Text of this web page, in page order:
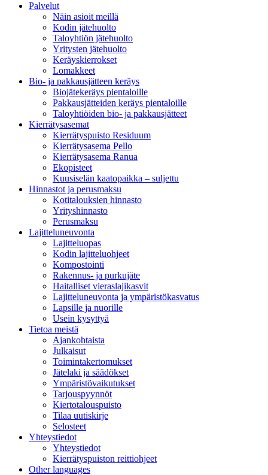
Palvelut
Näin asioit meillä
Kodin jätehuolto
Taloyhtiön jätehuolto
Yritysten jätehuolto
Keräyskierrokset
Lomakkeet
Bio- ja pakkausjätteen keräys
Biojätekeräys pientaloille
Pakkausjätteiden keräys pientaloille
Taloyhtiöiden bio- ja pakkausjätteet
Kierrätysasemat
Kierrätyspuisto Residuum
Kierrätysasema Pello
Kierrätysasema Ranua
Ekopisteet
Kuusiselän kaatopaikka – suljettu
Hinnastot ja perusmaksu
Kotitalouksien hinnasto
Yrityshinnasto
Perusmaksu
Lajitteluneuvonta
Lajitteluopas
Kodin lajitteluohjeet
Kompostointi
Rakennus- ja purkujäte
Haitalliset vieraslajikasvit
Lajitteluneuvonta ja ympäristökasvatus
Lapsille ja nuorille
Usein kysyttyä
Tietoa meistä
Ajankohtaista
Julkaisut
Toimintakertomukset
Jätelaki ja säädökset
Ympäristövaikutukset
Tarjouspyynnöt
Kiertotalouspuisto
Tilaa uutiskirje
Selosteet
Yhteystiedot
Yhteystiedot
Kierrätyspuiston reittiohjeet
Other languages